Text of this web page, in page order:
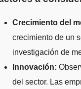
Crecimiento del
crecimiento de un
investigación de
Innovación:
del sector. Las